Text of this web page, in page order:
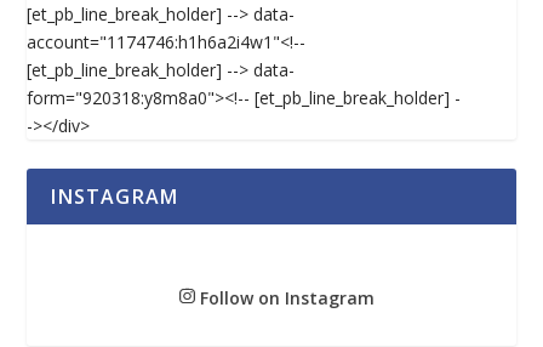
[et_pb_line_break_holder] --> data-
account="1174746:h1h6a2i4w1"<!--
[et_pb_line_break_holder] --> data-
form="920318:y8m8a0"><!-- [et_pb_line_break_holder] -
-></div>
INSTAGRAM
Follow on Instagram